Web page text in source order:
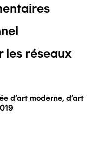
les réseaux
d'art moderne, d'art